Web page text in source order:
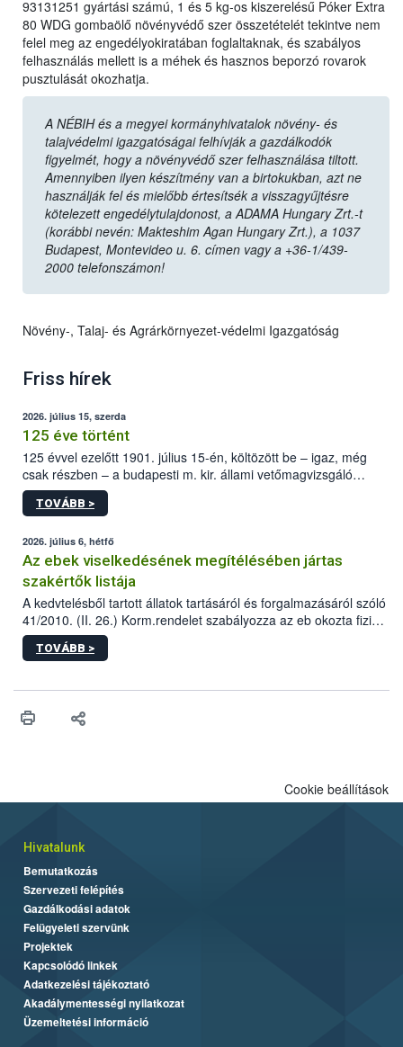
93131251 gyártási számú, 1 és 5 kg-os kiszerelésű Póker Extra
80 WDG gombaölő növényvédő szer összetételét tekintve nem
felel meg az engedélyokiratában foglaltaknak, és szabályos
felhasználás mellett is a méhek és hasznos beporzó rovarok
pusztulását okozhatja.
A NÉBIH és a megyei kormányhivatalok növény- és
talajvédelmi igazgatóságai felhívják a gazdálkodók
figyelmét, hogy a növényvédő szer felhasználása tiltott.
Amennyiben ilyen készítmény van a birtokukban, azt ne
használják fel és mielőbb értesítsék a visszagyűjtésre
kötelezett engedélytulajdonost, a ADAMA Hungary Zrt.-t
(korábbi nevén: Makteshim Agan Hungary Zrt.), a 1037
Budapest, Montevideo u. 6. címen vagy a +36-1/439-
2000 telefonszámon!
Növény-, Talaj- és Agrárkörnyezet-védelmi Igazgatóság
Friss hírek
2026. július 15, szerda
125 éve történt
125 évvel ezelőtt 1901. július 15-én, költözött be – igaz, még
csak részben – a budapesti m. kir. állami vetőmagvizsgáló
állomás a Kis Rókus utca 15. szám alatti, Czigler Győző által
tervezett új épületébe.
TOVÁBB >
2026. július 6, hétfő
Az ebek viselkedésének megítélésében jártas
szakértők listája
A kedvtelésből tartott állatok tartásáról és forgalmazásáról szóló
41/2010. (II. 26.) Korm.rendelet szabályozza az eb okozta fizikai
sérülés, illetve ennek veszélye keletkezésekor felmerülő
hatósági feladatokat, valamint a veszélyes eb tartását és annak
vonni az ebek viselkedésének megítélésében jártas szakértőt.
TOVÁBB >
Cookie beállítások
Hivatalunk
Bemutatkozás
Szervezeti felépítés
Gazdálkodási adatok
Felügyeleti szervünk
Projektek
Kapcsolódó linkek
Adatkezelési tájékoztató
Akadálymentességi nyilatkozat
Üzemeltetési információ